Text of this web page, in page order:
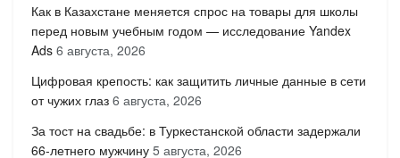
Как в Казахстане меняется спрос на товары для школы
перед новым учебным годом — исследование Yandex
Ads 6 августа, 2026
Цифровая крепость: как защитить личные данные в сети
от чужих глаз 6 августа, 2026
За тост на свадьбе: в Туркестанской области задержали
66-летнего мужчину 5 августа, 2026